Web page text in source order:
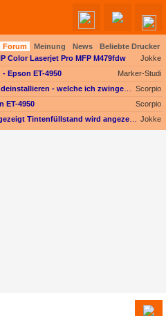
Forum Meinung News
Beliebte Drucker
Color Laserjet Pro MFP M479fdw
Jokke
Epson ET-4950
Marker-Studi
Scorpio
ET-4950
Scorpio
Jokke
geladen...